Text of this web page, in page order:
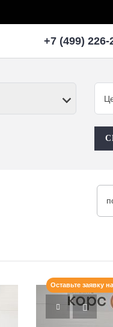
+7 (499) 226-
Оставьте заявку